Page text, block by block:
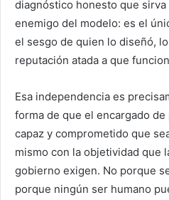
diagnóstico honesto que
enemigo del modelo: es el
el sesgo de quien lo diseñó,
reputación atada a que
Esa independencia es
forma de que el encargado
capaz y comprometido que
mismo con la objetividad que
gobierno exigen. No porque
porque ningún ser humano